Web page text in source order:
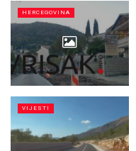
HERCEGOVINA
VIJESTI